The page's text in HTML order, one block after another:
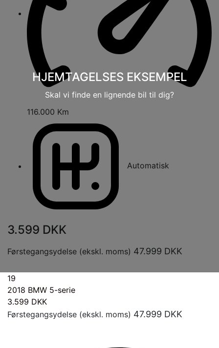
HJEMTAGELSES EKSEMPEL
Skal vi finde en lignende bil til dig?
116.000 Km
Automatisk
3.599 DKK
Førstegangsydelse (ekskl. moms) 47.999 DKK
19
2018 BMW 5-serie
3.599 DKK
Førstegangsydelse (ekskl. moms) 47.999 DKK